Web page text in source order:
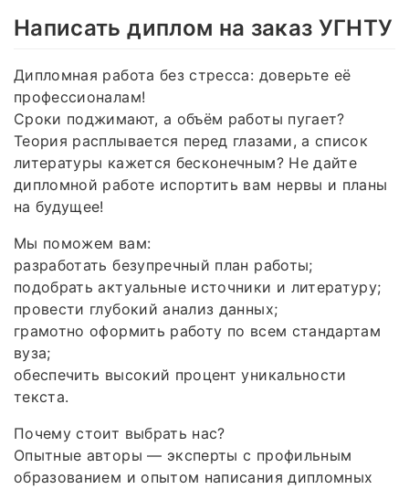
Написать диплом на заказ УГНТУ
Дипломная работа без стресса: доверьте её
профессионалам!
Сроки поджимают, а объём работы пугает?
Теория расплывается перед глазами, а список
литературы кажется бесконечным? Не дайте
дипломной работе испортить вам нервы и планы
на будущее!
Мы поможем вам:
разработать безупречный план работы;
подобрать актуальные источники и литературу;
провести глубокий анализ данных;
грамотно оформить работу по всем стандартам
вуза;
обеспечить высокий процент уникальности
текста.
Почему стоит выбрать нас?
Опытные авторы — эксперты с профильным
образованием и опытом написания дипломных